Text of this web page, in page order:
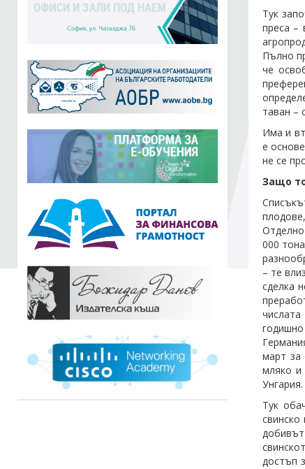
Тук
преса –
Пълно
че
таван –
Има и
е
не се
Защо
000
– те
сделка
март за
мляко и
Унгария.
Тук
достъп